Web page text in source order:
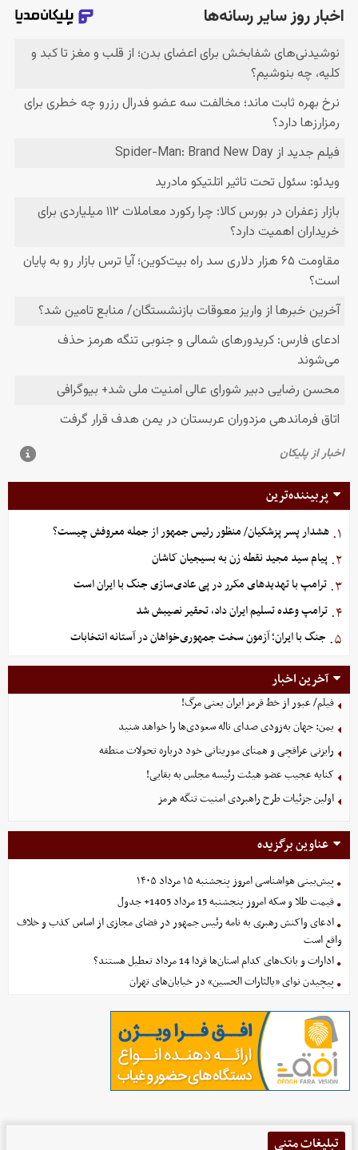
پربیننده‌ترین
۱. هشدار پسر پزشکیان/ منظور رئیس جمهور از جمله معروفش چیست؟
۲. پیام سید مجید نقطه زن به بسیجیان کاشان
۳. ترامپ با تهدیدهای مکرر در پی عادی‌سازی جنگ با ایران است
۴. ترامپ وعده تسلیم ایران داد، تحقیر نصیبش شد
۵. جنگ با ایران؛ آزمون سخت جمهوری‌خواهان در آستانه انتخابات
آخرین اخبار
فیلم/ عبور از خط قرمز ایران یعنی مرگ!
یمن: جهان به‌زودی صدای ناله سعودی‌ها را خواهد شنید
رایزنی عراقچی و همتای موریتانی خود درباره تحولات منطقه
کنایه عجیب عضو هیئت رئیسه مجلس به بقایی!
اولین جزئیات طرح راهبردی امنیت تنگه هرمز
عناوین برگزیده
پیش‌بینی هواشناسی امروز پنجشنبه ۱۵ مرداد ۱۴۰۵
قیمت طلا و سکه امروز پنجشنبه 15 مرداد 1405+ جدول
ادعای واکنش رهبری به نامه رئیس جمهور در فضای مجازی از اساس کذب و خلاف
واقع است
ادارات و بانک‌های کدام استان‌ها فردا 14 مرداد تعطیل هستند؟
پیچیدن نوای «یالثارات الحسین» در خیابان‌های تهران
تبلیغات متنی